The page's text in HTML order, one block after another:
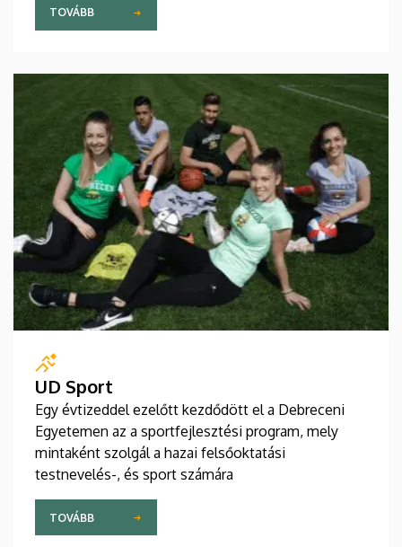
TOVÁBB
UD Sport
Egy évtizeddel ezelőtt kezdődött el a Debreceni
Egyetemen az a sportfejlesztési program, mely
mintaként szolgál a hazai felsőoktatási
testnevelés-, és sport számára
TOVÁBB